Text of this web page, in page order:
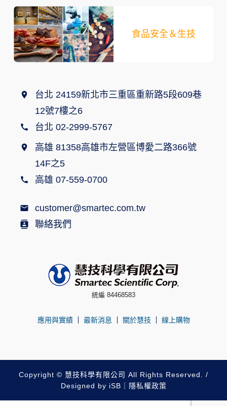
食品安全＆生技
台北 24159新北市三重區重新路5段609巷
12號7樓之6
台北 02-2999-5767
高雄 81358高雄市左營區博愛二路366號
14F之5
高雄 07-559-0700
customer@smartec.com.tw
聯絡我們
統編 84468583
應用與實績 最新消息 關於慧技 線上購物
Copyright © 慧技科學有限公司 All Rights Reserved. /
Designed by iSB 隱私權政策